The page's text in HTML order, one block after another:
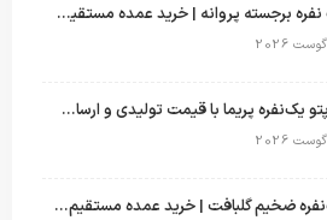
قیمت پتو تک نفره برجسته پروانه | خرید عمده مستقیم با بهترین قیمت بازار
فروش عمده پتو یک‌نفره پریما با قیمت تولیدی و ارسال به سراسر کشور
قیمت پتو یک‌نفره ضخیم گلبافت | خرید عمده مستقیم با بهترین قیمت